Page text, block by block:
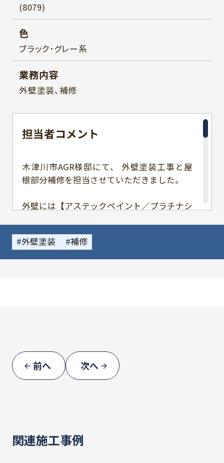
(8079)
色
ブラック･グレー系
業務内容
外壁塗装、補修
担当者コメント
木津川市AGR様邸にて、 外壁塗装工事と屋
根部分補修を担当させていただきました。
外壁には【アステックペイント／プラチナシ
高耐候性と優れた遮熱性を兼ね備えた塗料
で、長く美しい外観を保つことができるのが
を事前に徹底調査し、部分的に補修を実施。
再発防止を重視した安心の工事内容となりま
外壁塗装 補修
前へ 次へ
関連施工事例